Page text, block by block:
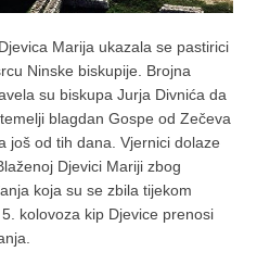
Marija ukazala se pastirici
Ninske biskupije. Brojna
su biskupa Jurja Divnića da
blagdan Gospe od Zečeva
još od tih dana. Vjernici dolaze
Djevici Mariji zbog
koja su se zbila tijekom
kolovoza kip Djevice prenosi